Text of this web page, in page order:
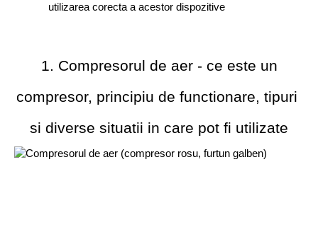
utilizarea corecta a acestor dispozitive
compresor, principiu de functionare, tipuri
si diverse situatii in care pot fi utilizate